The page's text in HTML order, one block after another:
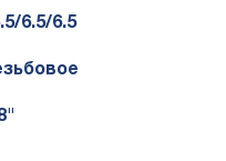
6.5/6.5